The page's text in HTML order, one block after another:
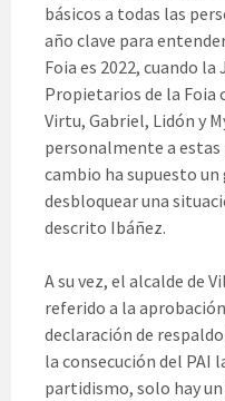
básicos a todas las
año clave para
Foia es 2022, cuando
Propietarios de la Foia
Virtu, Gabriel, Lidón y
personalmente a estas
cambio ha supuesto un
desbloquear una
descrito Ibáñez.
A su vez, el alcalde de
referido a la
declaración de
la consecución del PAI
partidismo, solo hay